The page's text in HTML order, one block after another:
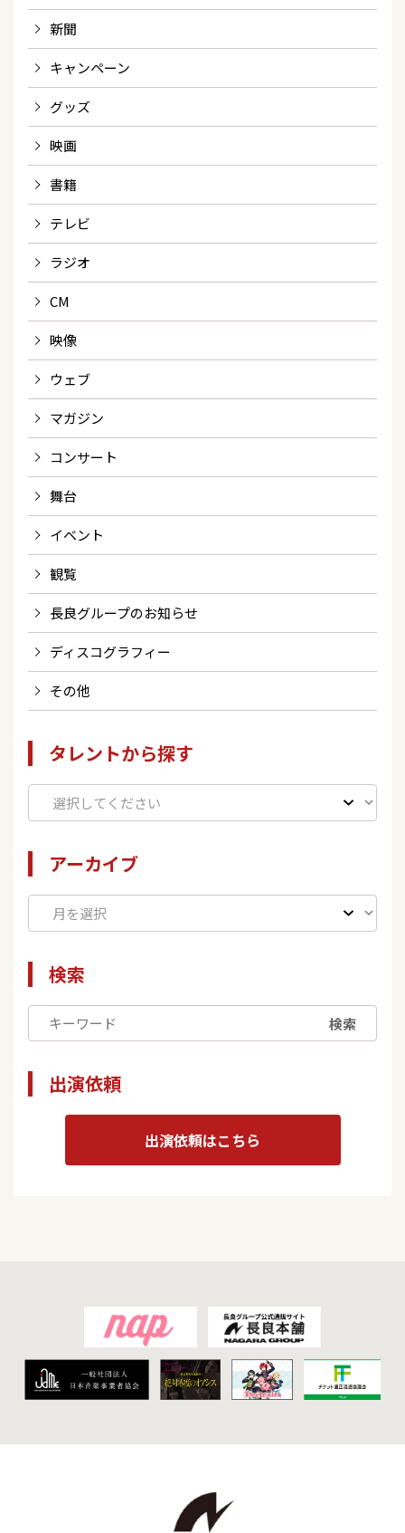
新聞
キャンペーン
グッズ
映画
書籍
テレビ
ラジオ
CM
映像
ウェブ
マガジン
コンサート
舞台
イベント
観覧
長良グループのお知らせ
ディスコグラフィー
その他
タレントから探す
アーカイブ
検索
検索
出演依頼
出演依頼はこちら